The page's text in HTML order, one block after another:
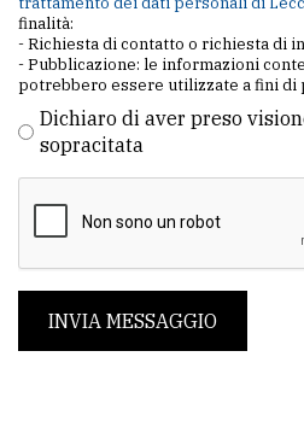
finalità:
- Richiesta di contatto o richiesta di
- Pubblicazione: le informazioni
potrebbero essere utilizzate a fini di
Dichiaro di aver preso
sopracitata
INVIA MESSAGGIO